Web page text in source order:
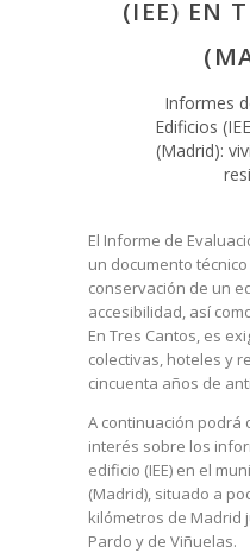
(IEE) EN
Informes
Edificios
(Madrid):
El Informe de
un documento
conservación de un
accesibilidad, así
En Tres Cantos, es
colectivas, hoteles y
cincuenta años de
A continuación podrá
interés sobre los
edificio (IEE) en el
(Madrid), situado a
kilómetros de Madrid
Pardo y de Viñuelas.